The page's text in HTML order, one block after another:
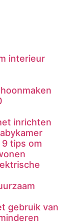
interieur
inrichten
tips om
gebruik van